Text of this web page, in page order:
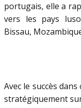
portugais, elle a
vers les pays
Bissau,
Avec le succès
stratégiquement